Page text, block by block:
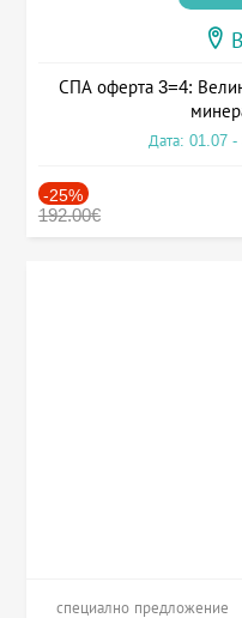
СПА оферта 3=4:
Дата: 01.07
-25%
192.00€
специално предложение